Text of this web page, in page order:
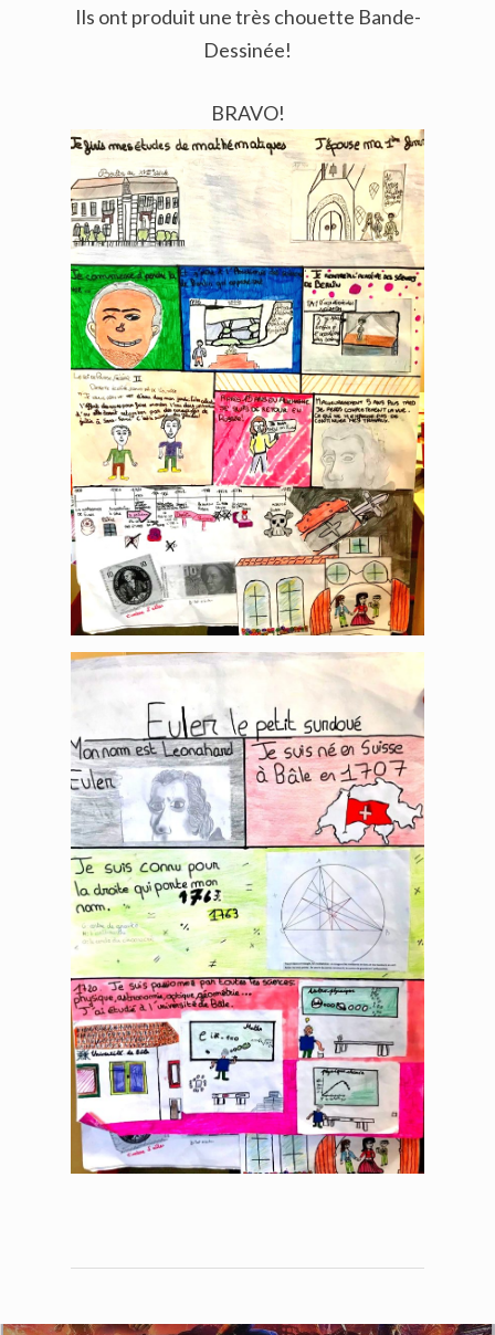
Ils ont produit une très chouette Bande-
Dessinée!
BRAVO!